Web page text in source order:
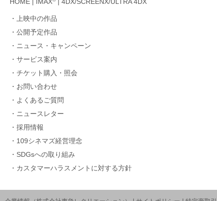
HOME IMAX | 4DX/SCREENX/ULTRA 4DX
上映中の作品
公開予定作品
ニュース・キャンペーン
サービス案内
チケット購入・照会
お問い合わせ
よくあるご質問
ニュースレター
採用情報
109シネマズ経営理念
SDGsへの取り組み
カスタマーハラスメントに対する方針